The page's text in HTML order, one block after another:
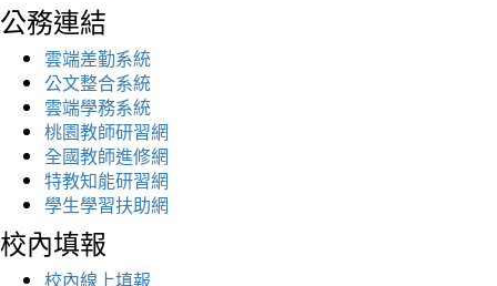
公務連結
雲端差勤系統
公文整合系統
雲端學務系統
桃園教師研習網
全國教師進修網
特教知能研習網
學生學習扶助網
校內填報
校內線上填報